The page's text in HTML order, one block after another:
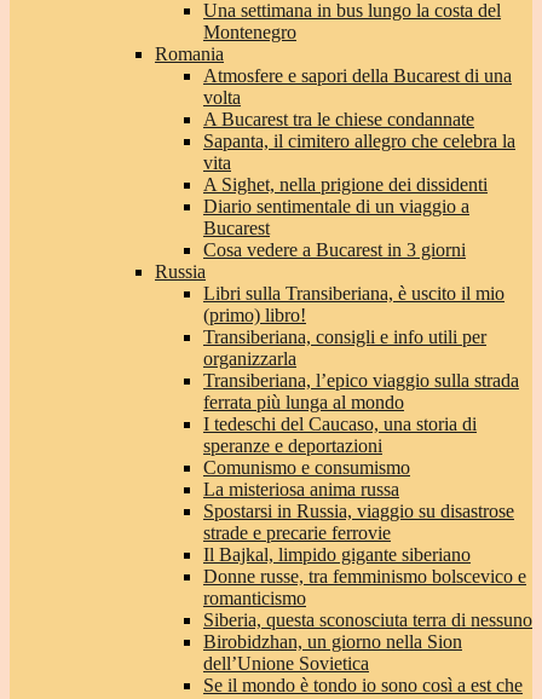
Una settimana in bus lungo la costa del
Montenegro
Romania
Atmosfere e sapori della Bucarest di una
volta
A Bucarest tra le chiese condannate
Sapanta, il cimitero allegro che celebra la
vita
A Sighet, nella prigione dei dissidenti
Diario sentimentale di un viaggio a
Bucarest
Cosa vedere a Bucarest in 3 giorni
Russia
Libri sulla Transiberiana, è uscito il mio
(primo) libro!
Transiberiana, consigli e info utili per
organizzarla
Transiberiana, l’epico viaggio sulla strada
ferrata più lunga al mondo
I tedeschi del Caucaso, una storia di
speranze e deportazioni
Comunismo e consumismo
La misteriosa anima russa
Spostarsi in Russia, viaggio su disastrose
strade e precarie ferrovie
Il Bajkal, limpido gigante siberiano
Donne russe, tra femminismo bolscevico e
romanticismo
Siberia, questa sconosciuta terra di nessuno
Birobidzhan, un giorno nella Sion
dell’Unione Sovietica
Se il mondo è tondo io sono così a est che